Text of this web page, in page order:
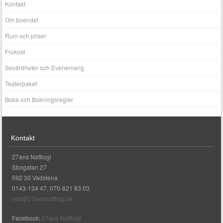
Kontakt
Om boendet
Rum och priser
Frukost
Sevärdheter och Evenemang
Teaterpaket
Boka och Bokningsregler
Kontakt
27ans Nattlogi
Storgatan 27
592 30 Vadstena
0143-134 47, 070-821 83 03
info@27ansnattlogi.se
Facebook: 27ans Nattlogi